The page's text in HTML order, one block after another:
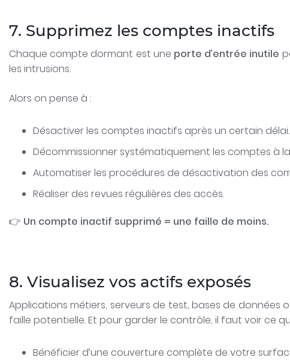
7. Supprimez les comptes inactifs
Chaque compte dormant est une porte d’entrée inutile
les intrusions.
Alors on pense à :
Désactiver les comptes inactifs après un certain délai.
Décommissionner systématiquement les comptes à
Automatiser les procédures de désactivation des
Réaliser des revues régulières des accès.
👉 Un compte inactif supprimé = une faille de moins.
8. Visualisez vos actifs exposés
Applications métiers, serveurs de test, bases de
faille potentielle. Et pour garder le contrôle, il faut voir ce
Bénéficier d’une couverture complète de votre